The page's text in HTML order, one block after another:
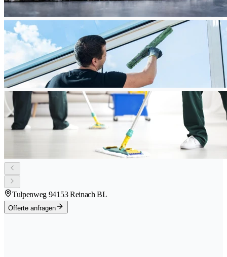
Tulpenweg 94153 Reinach BL
Offerte anfragen